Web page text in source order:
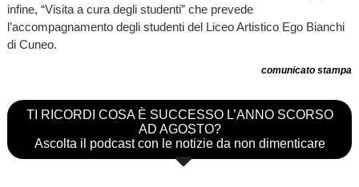
infine, “Visita a cura degli studenti” che prevede
l’accompagnamento degli studenti del Liceo Artistico Ego Bianchi
di Cuneo.
comunicato stampa
TI RICORDI COSA È SUCCESSO L’ANNO SCORSO
AD AGOSTO?
Ascolta il podcast con le notizie da non dimenticare